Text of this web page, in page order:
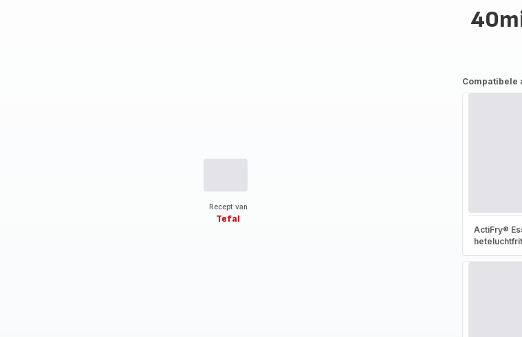
Recept van
Tefal
Compatibele
ActiFry®